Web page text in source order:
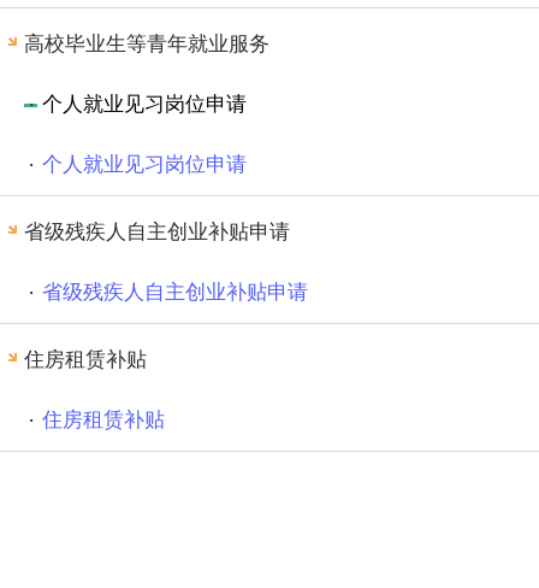
高校毕业生等青年就业服务
个人就业见习岗位申请
个人就业见习岗位申请
省级残疾人自主创业补贴申请
省级残疾人自主创业补贴申请
住房租赁补贴
住房租赁补贴